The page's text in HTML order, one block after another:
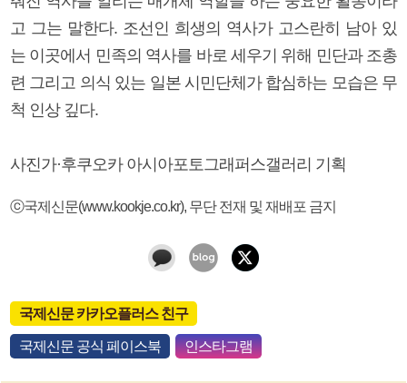
고 그는 말한다. 조선인 희생의 역사가 고스란히 남아 있
는 이곳에서 민족의 역사를 바로 세우기 위해 민단과 조총
련 그리고 의식 있는 일본 시민단체가 합심하는 모습은 무
척 인상 깊다.
사진가·후쿠오카 아시아포토그래퍼스갤러리 기획
ⓒ국제신문(www.kookje.co.kr), 무단 전재 및 재배포 금지
국제신문 카카오플러스 친구
국제신문 공식 페이스북 인스타그램